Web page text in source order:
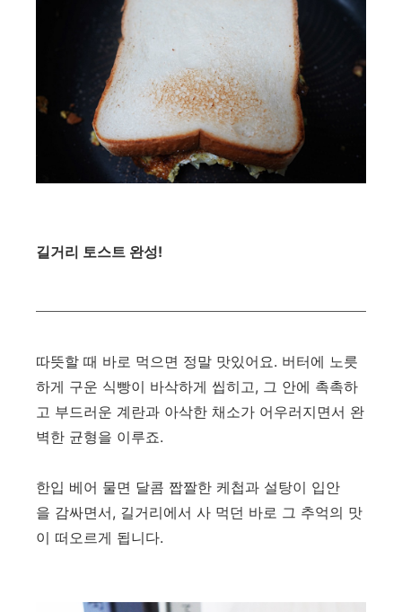
길거리 토스트 완성!
따뜻할 때 바로 먹으면 정말 맛있어요. 버터에 노릇
하게 구운 식빵이 바삭하게 씹히고, 그 안에 촉촉하
고 부드러운 계란과 아삭한 채소가 어우러지면서 완
벽한 균형을 이루죠.
한입 베어 물면 달콤 짭짤한 케첩과 설탕이 입안
을 감싸면서, 길거리에서 사 먹던 바로 그 추억의 맛
이 떠오르게 됩니다.